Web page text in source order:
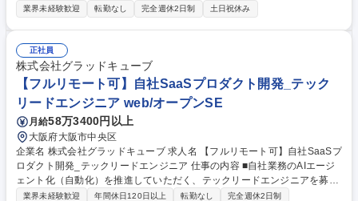
だきます。具体的には、DXとCXの相互作用により、顧客の企業活動をよ
分析■WebサイトやLPの運用・管理■ワイヤーフレームや構成書の作成■各
種トレーニング資料の作成、トレーニング実施など 募集職種 【CXコンサ
ルタント】Recruit,SanSanなど大手企業様との取引多数
業界未経験歓迎 転勤なし 完全週休2日制 土日祝休み
正社員
株式会社グラッドキューブ
【フルリモート可】自社SaaSプロダクト開発_テック
リードエンジニア web/オープンSE
月給58万3400円以上
大阪府大阪市中央区
企業名 株式会社グラッドキューブ 求人名 【フルリモート可】自社SaaSプ
ロダクト開発_テックリードエンジニア 仕事の内容 ■自社業務のAIエージ
ェント化（自動化）を推進していただく、テックリードエンジニアを募集
しております。AI技術を駆使して社内の生産性を向上させるプロダクト開
業界未経験歓迎 年間休日120日以上 転勤なし
完全週休2日制